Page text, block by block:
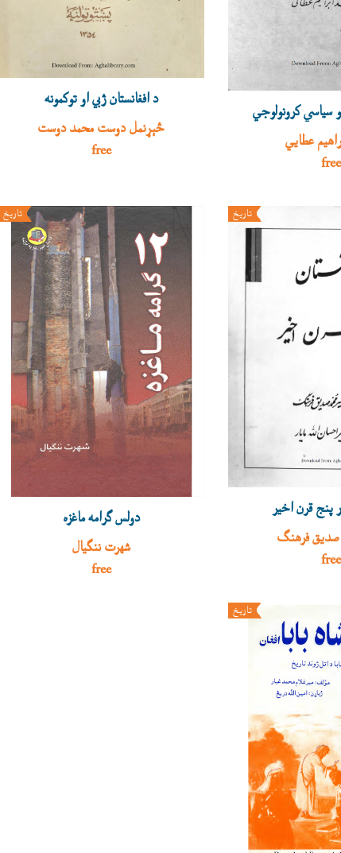
د افغانستان ژبي او توکمونه
څېړنمل دوست محمد دوست
free
سياسي کرونولوجي
عطايي
free
تاريخ
دولس ګرامه ماغزه
شهرت ننګیال
free
تاريخ
پنج قرن اخیر
فرهنګ
free
تاريخ